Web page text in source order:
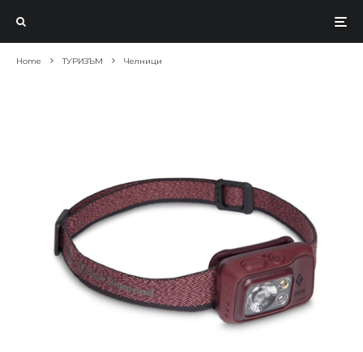
Home ТУРИЗЪМ Челници